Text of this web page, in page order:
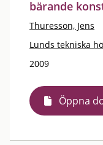
bärande
Thuresson, Jens
Lunds tekniska
2009
Öppna